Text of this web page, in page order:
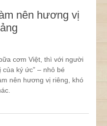
nên hương vị
cơm Việt, thì với người
ký ức” – nhỏ bé
nên hương vị riêng, khó